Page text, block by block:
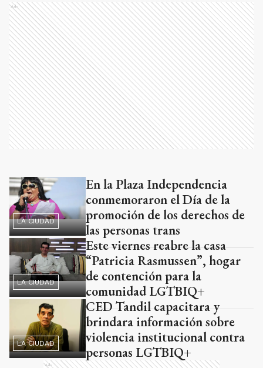
Ads
LA CIUDAD
En la Plaza Independencia
conmemoraron el Día de la
promoción de los derechos de
las personas trans
LA CIUDAD
Este viernes reabre la casa
“Patricia Rasmussen”, hogar
de contención para la
comunidad LGTBIQ+
LA CIUDAD
CED Tandil capacitara y
brindara información sobre
violencia institucional contra
personas LGTBIQ+
Ads